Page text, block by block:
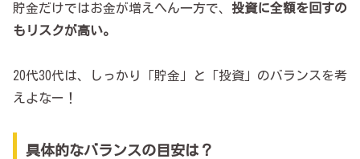
貯金だけではお金が増えへん一方で、 投資に全額を回すの
もリスクが高い。
20代30代は、しっかり「貯金」と「投資」のバランスを考
えよなー！
具体的なバランスの目安は？